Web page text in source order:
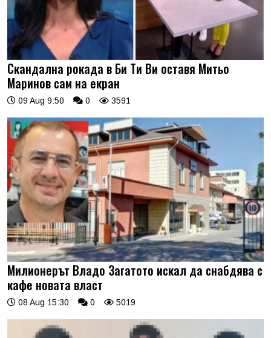
Скандална рокада в Би Ти Ви оставя Митьо
Маринов сам на екран
09 Aug 9:50 0 3591
Милионерът Владо Загатото искал да снабдява с
кафе новата власт
08 Aug 15:30 0 5019